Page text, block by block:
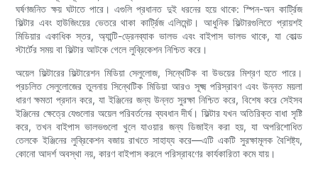
ঘর্ষণজনিত ক্ষয় ঘটাতে পারে। এগুলি প্রধানত দুই ধরনের হয়ে থাকে: স্পিন-অন কার্ট্রিজ
ফিল্টার এবং হাউজিংয়ের ভেতরে থাকা কার্ট্রিজ এলিমেন্ট। আধুনিক ফিল্টারগুলিতে প্রায়শই
মিডিয়ার একাধিক স্তর, অ্যান্টি-ড্রেনব্যাক ভালভ এবং বাইপাস ভালভ থাকে, যা কোল্ড
স্টার্টের সময় বা ফিল্টার আটকে গেলে লুব্রিকেশন নিশ্চিত করে।
অয়েল ফিল্টারের ফিল্টারেশন মিডিয়া সেলুলোজ, সিন্থেটিক বা উভয়ের মিশ্রণ হতে পারে।
প্রচলিত সেলুলোজের তুলনায় সিন্থেটিক মিডিয়া আরও সূক্ষ্ম পরিস্রাবণ এবং উন্নত ময়লা
ধারণ ক্ষমতা প্রদান করে, যা ইঞ্জিনের জন্য উন্নত সুরক্ষা নিশ্চিত করে, বিশেষ করে সেইসব
ইঞ্জিনের ক্ষেত্রে যেগুলোর অয়েল পরিবর্তনের ব্যবধান দীর্ঘ। ফিল্টার যখন অতিরিক্ত বাধা সৃষ্টি
করে, তখন বাইপাস ভালভগুলো খুলে যাওয়ার জন্য ডিজাইন করা হয়, যা অপরিশোধিত
তেলকে ইঞ্জিনের লুব্রিকেশন বজায় রাখতে সাহায্য করে—এটি একটি সুরক্ষামূলক বৈশিষ্ট্য,
কোনো আদর্শ অবস্থা নয়, কারণ বাইপাস করলে পরিস্রাবণের কার্যকারিতা কমে যায়।